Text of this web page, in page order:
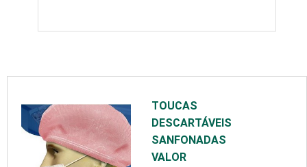
TOUCAS
DESCARTÁVEIS
SANFONADAS
VALOR